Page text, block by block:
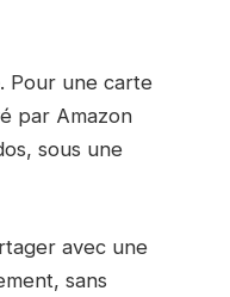
. Pour une carte
par Amazon
sous une
avec une
sans